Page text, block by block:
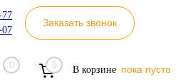
77
07
Заказать звонок
0 0 В корзине пока пусто